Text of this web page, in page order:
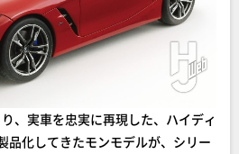
、実車を忠実に再現した、ハイディ
品化してきたモンモデルが、シリー